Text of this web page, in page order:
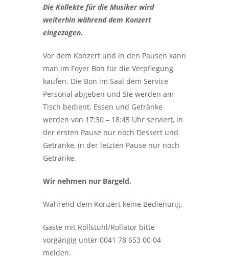
Die Kollekte für die Musiker wird
weiterhin während dem Konzert
eingezogen.
Vor dem Konzert und in den Pausen kann
man im Foyer Bon für die Verpflegung
kaufen. Die Bon im Saal dem Service
Personal abgeben und Sie werden am
Tisch bedient. Essen und Getränke
werden von 17:30 – 18:45 Uhr serviert, in
der ersten Pause nur noch Dessert und
Getränke, in der letzten Pause nur noch
Getränke.
Wir nehmen nur Bargeld.
Während dem Konzert keine Bedienung.
Gäste mit Rollstuhl/Rollator bitte
vorgängig unter 0041 78 653 00 04
melden.